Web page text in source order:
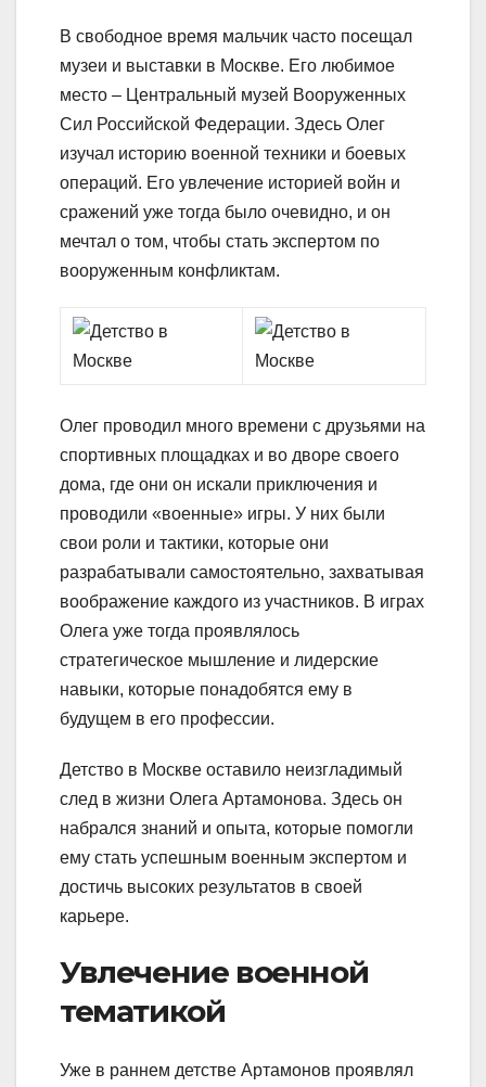
В свободное время мальчик часто посещал
музеи и выставки в Москве. Его любимое
место – Центральный музей Вооруженных
Сил Российской Федерации. Здесь Олег
изучал историю военной техники и боевых
операций. Его увлечение историей войн и
сражений уже тогда было очевидно, и он
мечтал о том, чтобы стать экспертом по
вооруженным конфликтам.
Олег проводил много времени с друзьями на
спортивных площадках и во дворе своего
дома, где они он искали приключения и
проводили «военные» игры. У них были
свои роли и тактики, которые они
разрабатывали самостоятельно, захватывая
воображение каждого из участников. В играх
Олега уже тогда проявлялось
стратегическое мышление и лидерские
навыки, которые понадобятся ему в
будущем в его профессии.
Детство в Москве оставило неизгладимый
след в жизни Олега Артамонова. Здесь он
набрался знаний и опыта, которые помогли
ему стать успешным военным экспертом и
достичь высоких результатов в своей
карьере.
Увлечение военной
тематикой
Уже в раннем детстве Артамонов проявлял